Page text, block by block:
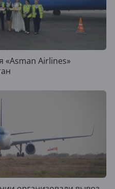
«Asman Airlines»